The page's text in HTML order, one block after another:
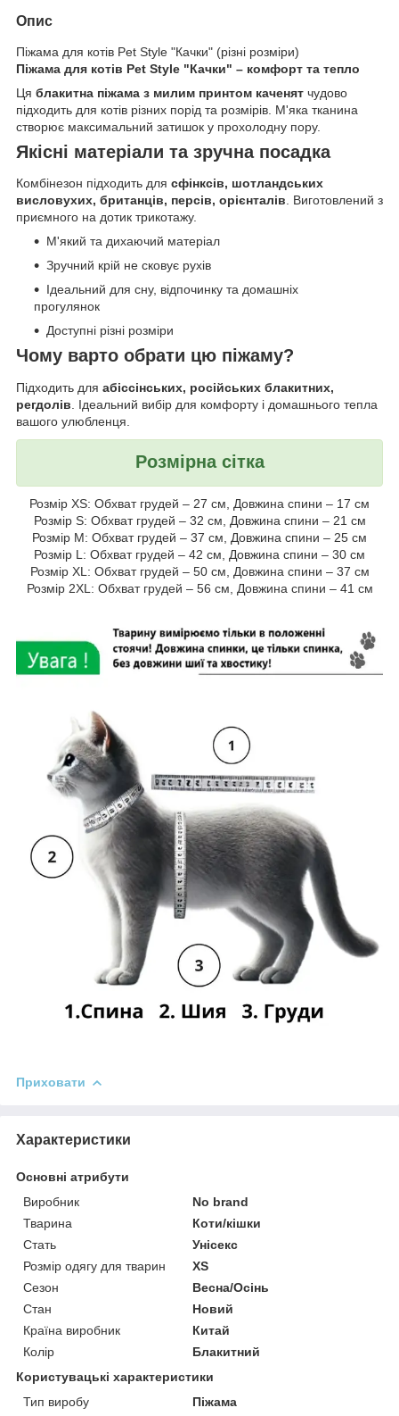
Опис
Піжама для котів Pet Style "Качки" (різні розміри)
Піжама для котів Pet Style "Качки" – комфорт та тепло
Ця блакитна піжама з милим принтом каченят чудово
підходить для котів різних порід та розмірів. М'яка тканина
створює максимальний затишок у прохолодну пору.
Якісні матеріали та зручна посадка
Комбінезон підходить для сфінксів, шотландських
висловухих, британців, персів, орієнталів. Виготовлений з
приємного на дотик трикотажу.
М'який та дихаючий матеріал
Зручний крій не сковує рухів
Ідеальний для сну, відпочинку та домашніх
прогулянок
Доступні різні розміри
Чому варто обрати цю піжаму?
Підходить для абіссінських, російських блакитних,
регдолів . Ідеальний вибір для комфорту і домашнього тепла
вашого улюбленця.
Розмірна сітка
Розмір XS: Обхват грудей – 27 см, Довжина спини – 17 см
Розмір S: Обхват грудей – 32 см, Довжина спини – 21 см
Розмір M: Обхват грудей – 37 см, Довжина спини – 25 см
Розмір L: Обхват грудей – 42 см, Довжина спини – 30 см
Розмір XL: Обхват грудей – 50 см, Довжина спини – 37 см
Розмір 2XL: Обхват грудей – 56 см, Довжина спини – 41 см
Приховати
Характеристики
Основні атрибути
Виробник
No brand
Тварина
Коти/кішки
Стать
Унісекс
Розмір одягу для тварин
XS
Сезон
Весна/Осінь
Стан
Новий
Країна виробник
Китай
Колір
Блакитний
Користувацькі характеристики
Тип виробу
Піжама